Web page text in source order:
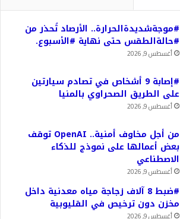
#موجةشديدةالحرارة.. الأرصاد تُحذر من
#حالةالطقس حتى نهاية #الأسبوع.
أغسطس 9, 2026
#إصابة 9 أشخاص في تصادم سيارتين
على الطريق الصحراوي بالمنيا
أغسطس 9, 2026
من أجل مخاوف أمنية.. OpenAI توقف
بعض أعمالها على نموذج للذكاء
الاصطناعي
أغسطس 9, 2026
#ضبط 8 آلاف زجاجة مياه معدنية داخل
مخزن دون ترخيص في القليوبية
أغسطس 9, 2026